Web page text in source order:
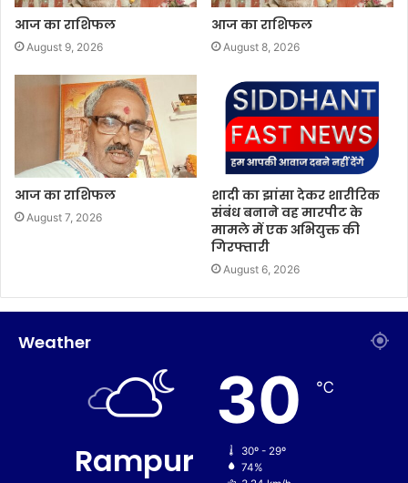
आज का राशिफल
August 9, 2026
आज का राशिफल
August 8, 2026
आज का राशिफल
August 7, 2026
शादी का झांसा देकर शारीरिक
संबंध बनाने वह मारपीट के
मामले में एक अभियुक्त की
गिरफ्तारी
August 6, 2026
Weather
Rampur
30 ℃
30º - 29º
74%